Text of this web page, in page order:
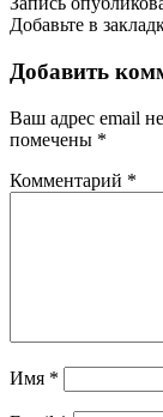
Добавьте в
Добавить
Ваш адрес email
помечены *
Комментарий *
Имя *